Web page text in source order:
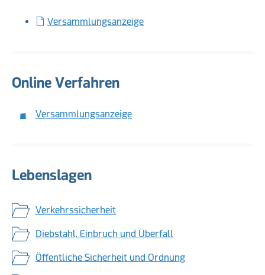
Versammlungsanzeige
Online Verfahren
Versammlungsanzeige
Lebenslagen
Verkehrssicherheit
Diebstahl, Einbruch und Überfall
Öffentliche Sicherheit und Ordnung